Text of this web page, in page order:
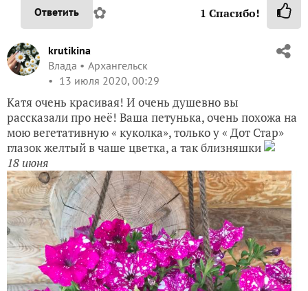
Ответить ✿ 1 Спасибо!
krutikina
Влада
Архангельск
13 июля 2020, 00:29
Катя очень красивая! И очень душевно вы
рассказали про неё! Ваша петунька, очень похожа на
мою вегетативную « куколка», только у « Дот Стар»
глазок желтый в чаше цветка, а так близняшки
18 июня